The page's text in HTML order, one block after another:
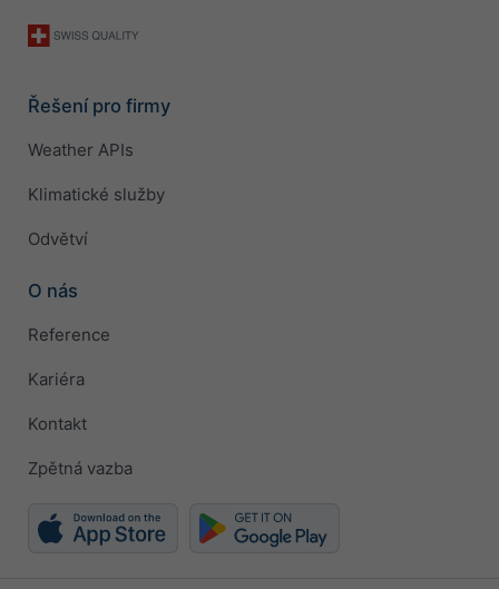
Řešení pro firmy
Weather APIs
Klimatické služby
Odvětví
O nás
Reference
Kariéra
Kontakt
Zpětná vazba